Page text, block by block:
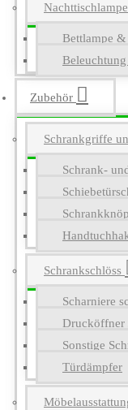
Bettlampe &
Zubehör
Schrankgriffe
Schrank-
Schrankschlöss
Scharniere
Drucköffner
Sonstige
Türdämpfer